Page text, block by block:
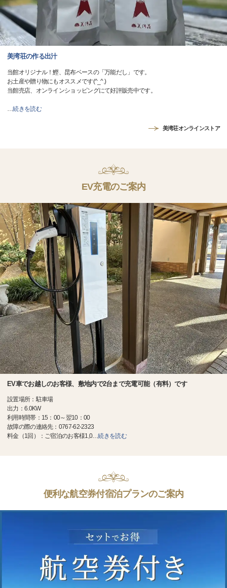
美湾荘の作る出汁
当館オリジナル！鰹、昆布ベースの「万能だし」です。
お土産や贈り物にもオススメです(^_^.)
当館売店、オンラインショッピングにて好評販売中です。
…続きを読む
美湾荘オンラインストア
EV充電のご案内
EV車でお越しのお客様、敷地内で2台まで充電可能（有料）です
設置場所：駐車場
出力：6.0KW
利用時間帯：15：00～翌10：00
故障の際の連絡先：0767-62-2323
料金（1回）：ご宿泊のお客様1,0…続きを読む
便利な航空券付宿泊プランのご案内